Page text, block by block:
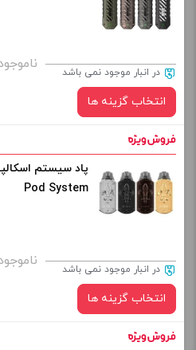
برای فعال شدن سبد خرید و نمایش
از کادر بالا انتخاب کنید.
+
افزودن به
در انبار موجود نمی باشد
انتخاب گزینه ها
رنگ:
برای فعال شدن سبد خرید و نمایش
از کادر بالا انتخاب کنید.
+
Pod System
در انبار موجود نمی باشد
انتخاب گزینه ها